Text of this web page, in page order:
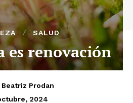
SALUD
es renovación
Beatriz Prodan
2024